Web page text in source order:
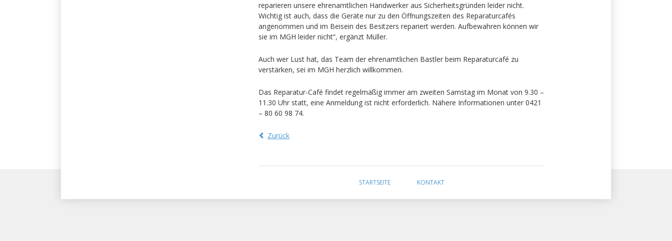
reparieren unsere ehrenamtlichen Handwerker aus Sicherheitsgründen leider nicht.
Wichtig ist auch, dass die Geräte nur zu den Öffnungszeiten des Reparaturcafés
angenommen und im Beisein des Besitzers repariert werden. Aufbewahren können wir
sie im MGH leider nicht“, ergänzt Müller.
Auch wer Lust hat, das Team der ehrenamtlichen Bastler beim Reparaturcafé zu
verstärken, sei im MGH herzlich willkommen.
Das Reparatur-Café findet regelmäßig immer am zweiten Samstag im Monat von 9.30 –
11.30 Uhr statt, eine Anmeldung ist nicht erforderlich. Nähere Informationen unter 0421
– 80 60 98 74.
Zurück
STARTSEITE KONTAKT